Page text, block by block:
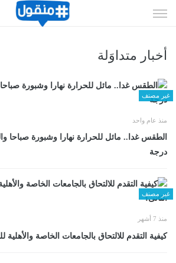
الى
أخبار متداوَلة
غير مصنف
منذ عام واحد
درجة
غير مصنف
منذ 7 أشهر
كيفية التقدم للالتحاق بالجامعات الخاصة والأهلية